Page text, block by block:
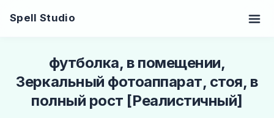
Spell Studio
футболка, в помещении,
Зеркальный фотоаппарат, стоя, в
полный рост [Реалистичный]